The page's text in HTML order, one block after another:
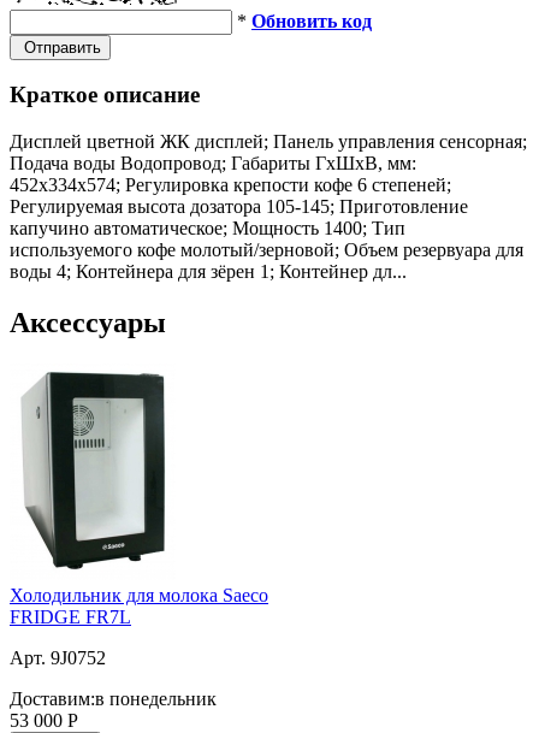
* Обновить код
Отправить
Краткое описание
Дисплей цветной ЖК дисплей; Панель управления сенсорная;
Подача воды Водопровод; Габариты ГхШхВ, мм:
452х334х574; Регулировка крепости кофе 6 степеней;
Регулируемая высота дозатора 105-145; Приготовление
капучино автоматическое; Мощность 1400; Тип
используемого кофе молотый/зерновой; Объем резервуара для
воды 4; Контейнера для зёрен 1; Контейнер дл...
Аксессуары
Холодильник для молока Saeco
FRIDGE FR7L
Арт. 9J0752
Доставим:в понедельник
53 000 Р